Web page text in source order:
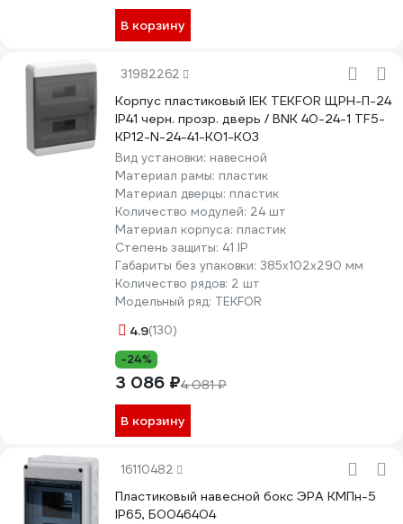
В корзину
31982262
Корпус пластиковый IEK TEKFOR ЩРН-П-24
IP41 черн. прозр. дверь / BNK 40-24-1 TF5-
KP12-N-24-41-K01-K03
Вид установки: навесной
Материал рамы: пластик
Материал дверцы: пластик
Количество модулей: 24 шт
Материал корпуса: пластик
Степень защиты: 41 IP
Габариты без упаковки: 385х102х290 мм
Количество рядов: 2 шт
Модельный ряд: TEKFOR
4.9(130)
-24%
3 086 ₽4 081 ₽
В корзину
16110482
Пластиковый навесной бокс ЭРА КМПн-5
IP65, Б0046404